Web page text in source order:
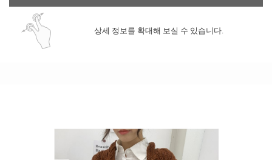
상세 정보를 확대해 보실 수 있습니다.